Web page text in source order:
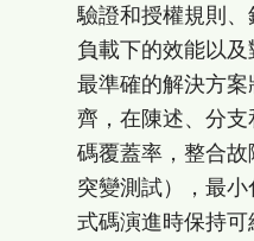
驗證和授權規則、
負載下的效能以及
最準確的解決方
齊，在陳述、分
碼覆蓋率，整合故
突變測試），最
式碼演進時保持